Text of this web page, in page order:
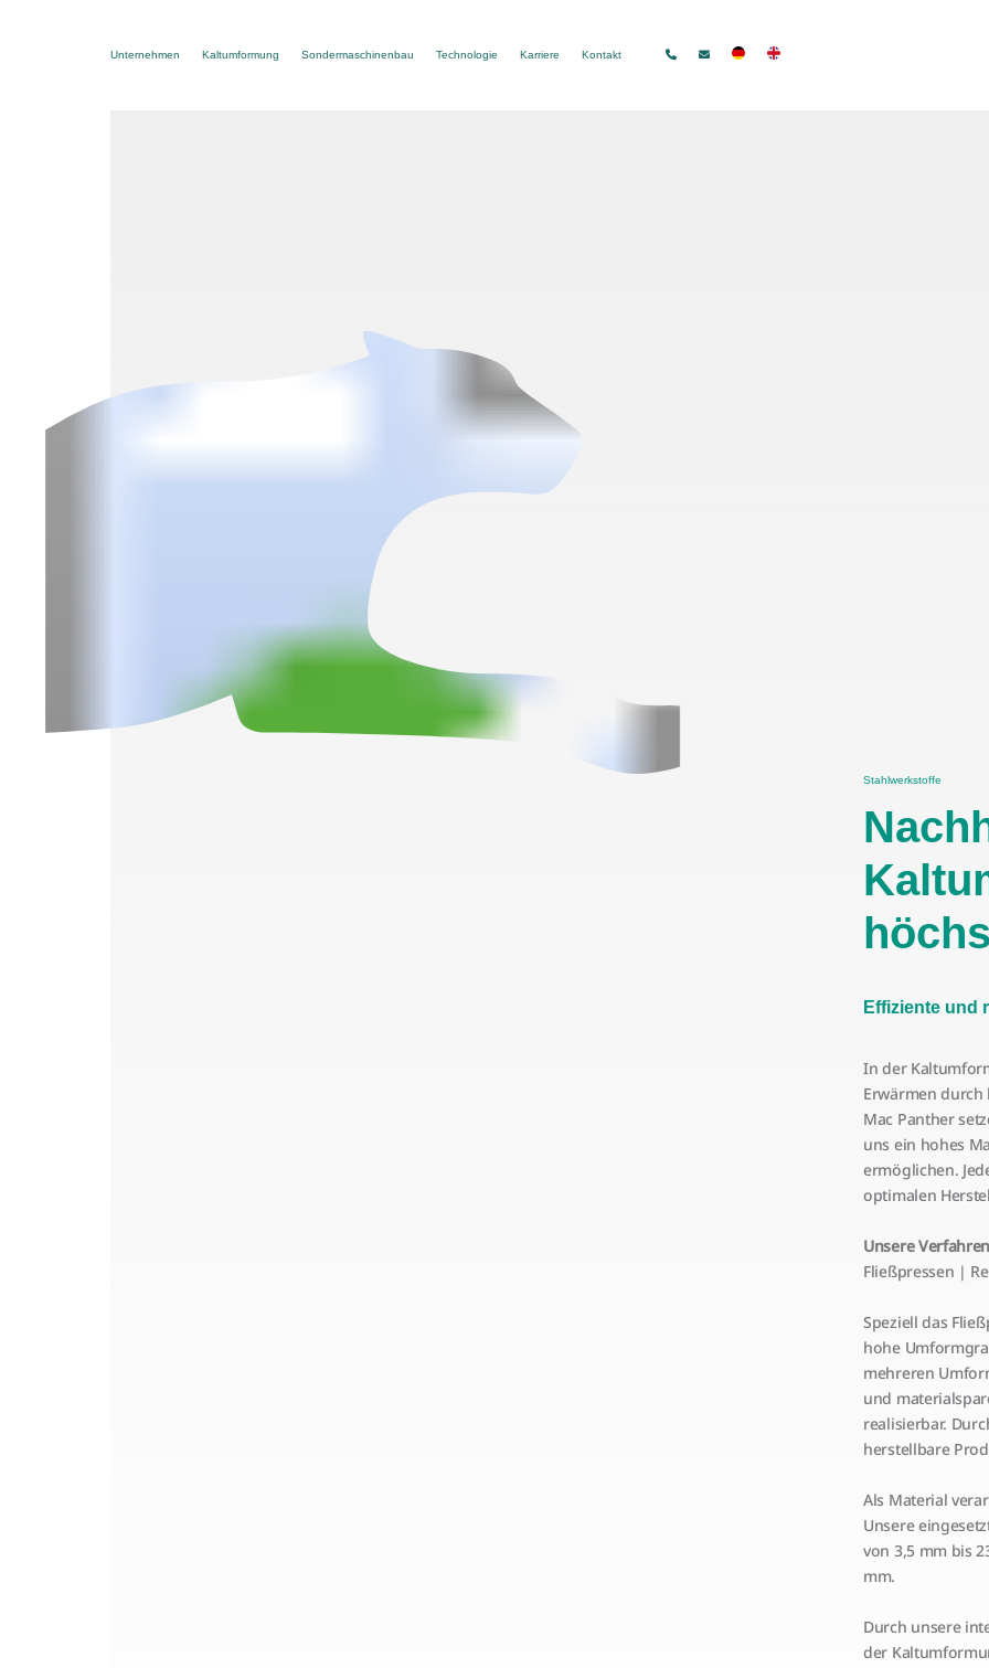
Unternehmen Kaltumformung Sondermaschinenbau Technologie Karriere Kontakt
Stahlwerkstoffe
Effiziente und
In der
Erwärmen
Mac Panther
uns ein hohes
ermöglichen.
optimalen
Unsere
Fließpressen |
Speziell das
hohe
mehreren
und
realisierbar.
herstellbare
Als Material
Unsere
von 3,5 mm bis
mm.
Durch unsere
der